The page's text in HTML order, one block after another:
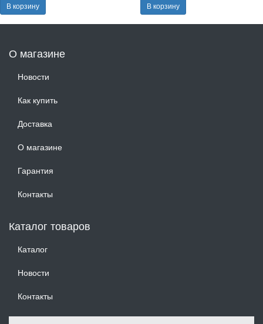
В корзину В корзину
О магазине
Новости
Как купить
Доставка
О магазине
Гарантия
Контакты
Каталог товаров
Каталог
Новости
Контакты